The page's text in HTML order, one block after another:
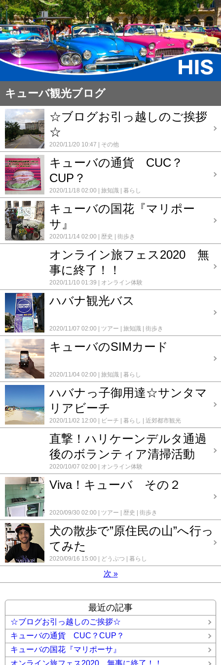
キューバ観光ブログ
☆ブログお引っ越しのご挨拶
☆
2020/11/20 10:47 その他
キューバの通貨 CUC？
CUP？
2020/11/18 02:00 旅知識 暮らし
キューバの国花『マリポー
サ』
2020/11/14 02:00 歴史 街歩き
オンライン旅フェス2020 無
事に終了！！
2020/11/10 01:39 オンライン体験
ハバナ観光バス
2020/11/07 02:00 ツアー 旅知識 街歩き
キューバのSIMカード
2020/11/04 02:00 旅知識 暮らし
ハバナっ子御用達☆サンタマ
リアビーチ
2020/11/02 12:00 ビーチ 暮らし 近郊都市観光
直撃！ハリケーンデルタ通過
後のボランティア清掃活動
2020/10/07 02:00 オンライン体験
Viva！キューバ その２
2020/09/30 02:00 ツアー 歴史 街歩き
犬の散歩で”原住民の山”へ行っ
てみた
2020/09/16 15:00 どうぶつ 暮らし
次 »
最近の記事
☆ブログお引っ越しのご挨拶☆
キューバの通貨 CUC？CUP？
キューバの国花『マリポーサ』
オンライン旅フェス2020 無事に終了！！